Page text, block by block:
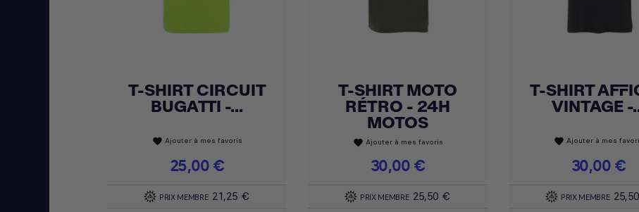
Achat express
T-SHIRT CIRCUIT
BUGATTI -...
favorite Ajouter à mes favoris
Prix
25,00 €
PRIX MEMBRE 21,25 €
Achat express
T-SHIRT MOTO
RÉTRO - 24H
MOTOS
favorite Ajouter à mes favoris
Prix
30,00 €
PRIX MEMBRE 25,50 €
Achat express
T-SHIRT
VINTAGE -
favorite Ajouter à mes
Prix
30,00 €
PRIX MEMBRE